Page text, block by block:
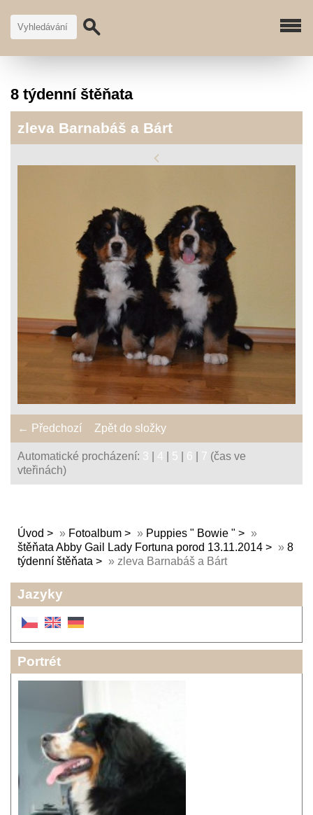
8 týdenní štěňata
zleva Barnabáš a Bárt
← Předchozí Zpět do složky
Automatické procházení: 3 4 5 6 7 (čas ve
vteřinách)
Úvod » Fotoalbum » Puppies " Bowie "
»
štěňata Abby Gail Lady Fortuna porod 13.11.2014
» 8
týdenní štěňata
» zleva Barnabáš a Bárt
Jazyky
Portrét